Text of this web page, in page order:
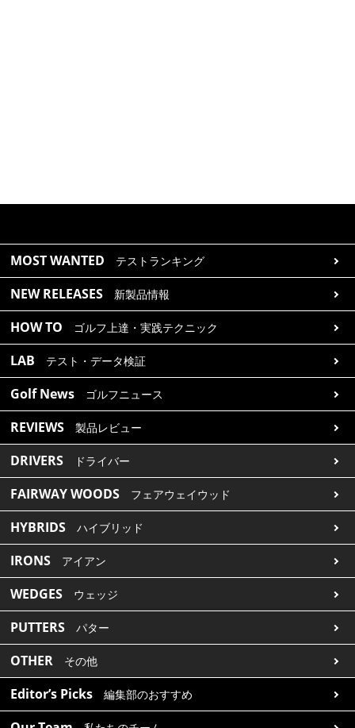
MOST WANTED テストランキング
NEW RELEASES 新製品情報
HOW TO ゴルフ上達・実践テクニック
LAB テスト・データ検証
Golf News ゴルフニュース
REVIEWS 製品レビュー
DRIVERS ドライバー
FAIRWAY WOODS フェアウェイウッド
HYBRIDS ハイブリッド
IRONS アイアン
WEDGES ウェッジ
PUTTERS パター
OTHER その他
Editor’s Picks 編集部のおすすめ